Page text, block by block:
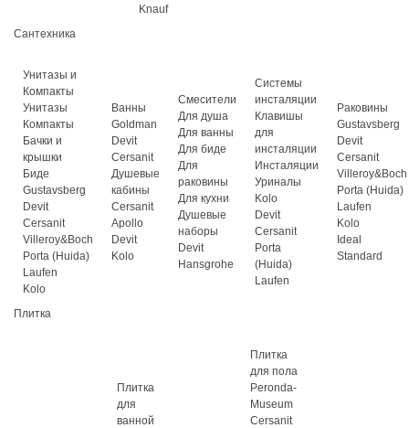
Knauf
Сантехника
Унитазы и
Компакты
Унитазы
Компакты
Бачки и
крышки
Биде
Gustavsberg
Devit
Cersanit
Villeroy&Boch
Porta (Huida)
Laufen
Kolo
Ванны
Goldman
Devit
Cersanit
Душевые
кабины
Cersanit
Apollo
Devit
Kolo
Смесители
Для душа
Для ванны
Для биде
Для
раковины
Для кухни
Душевые
наборы
Devit
Hansgrohe
Системы
инсталяции
Клавишы
для
инсталяции
Инсталяции
Уриналы
Kolo
Devit
Cersanit
Porta
(Huida)
Laufen
Раковины
Gustavsberg
Devit
Cersanit
Villeroy&Boch
Porta (Huida)
Laufen
Kolo
Ideal
Standard
Плитка
Плитка
для
ванной
Плитка
для пола
Peronda-
Museum
Cersanit